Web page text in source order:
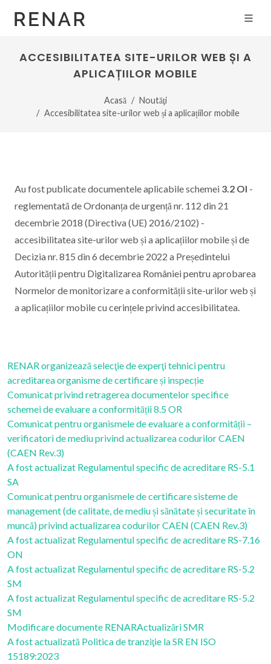
ACCESIBILITATEA SITE-URILOR WEB ȘI A
APLICAȚIILOR MOBILE
Acasă
Noutăţi
Accesibilitatea site-urilor web și a aplicațiilor mobile
Au fost publicate documentele aplicabile schemei 3.2 OI -
reglementată de Ordonanța de urgență nr. 112 din 21
decembrie 2018 (Directiva (UE) 2016/2102) -
accesibilitatea site-urilor web și a aplicațiilor mobile și de
Decizia nr. 815 din 6 decembrie 2022 a Președintelui
Autorității pentru Digitalizarea României pentru aprobarea
Normelor de monitorizare a conformității site-urilor web și
a aplicațiilor mobile cu cerințele privind accesibilitatea.
RENAR organizează selecţie de experţi tehnici pentru
acreditarea organisme de certificare și inspecție
Comunicat privind retragerea documentelor specifice
schemei de evaluare a conformității 8.5 OR
Comunicat pentru organismele de evaluare a conformității –
verificatori de mediu privind actualizarea codurilor CAEN
(CAEN Rev.3)
A fost actualizat Regulamentul specific de acreditare RS-5.1
SA
Comunicat pentru organismele de certificare sisteme de
management (de calitate, de mediu și sănătate și securitate în
muncă) privind actualizarea codurilor CAEN (CAEN Rev.3)
A fost actualizat Regulamentul specific de acreditare RS-7.16
ON
A fost actualizat Regulamentul specific de acreditare RS-5.2
SM
A fost actualizat Regulamentul specific de acreditare RS-5.2
SM
Modificare documente RENARActualizări SMR
A fost actualizată Politica de tranziţie la SR EN ISO
15189:2023